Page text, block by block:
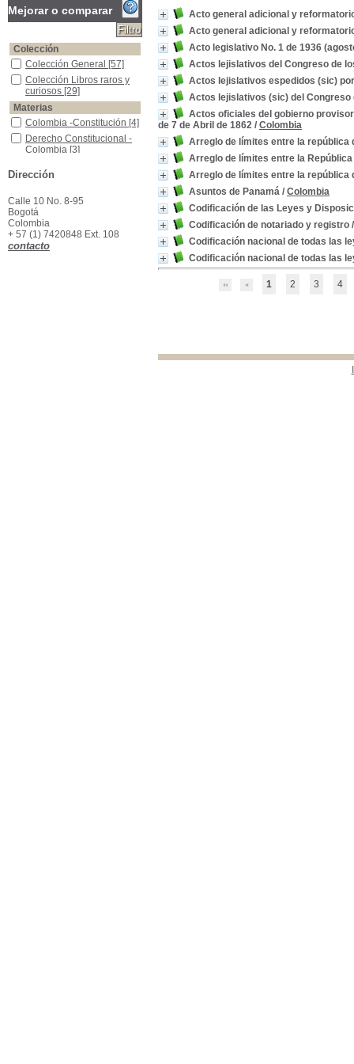
Acto general adicional y
Acto general adicional y
Acto legislativo No. 1 de 1936
Actos lejislativos del Congreso de
Actos lejislativos espedidos (sic)
Actos lejislativos (sic) del Congreso
Actos oficiales del gobierno
de 7 de Abril de 1862 / Colombia
Arreglo de límites entre la república
Arreglo de límites entre la
Arreglo de límites entre la república
Asuntos de Panamá / Colombia
Codificación de las Leyes y
Codificación de notariado y registro
Codificación nacional de todas las
Codificación nacional de todas las
1 2 3 4
Mejorar o comparar
Colección
Colección General
Colección General [57]
Colección Libros raros y curiosos
Colección Libros raros y
curiosos [29]
Materias
Colombia -Constitución
Colombia -Constitución [4]
Derecho Constitucional -Colombia
Derecho Constitucional -
Colombia [3]
Constitucional
Ecuador [2]
Colombia -Tratados -Ecuador
Colombia -Tratados -
Ecuador
Derecho civil -Legislación -Colombia
Derecho civil -Legislación
-Colombia
Derecho constitucional -Historia -Colombia
Dirección
Calle 10 No. 8-95
Bogotá
Colombia
+ 57 (1) 7420848 Ext. 108
contacto